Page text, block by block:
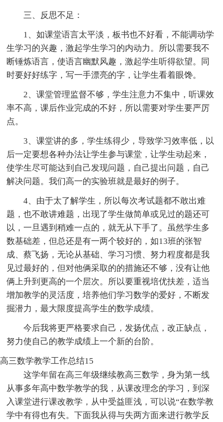
三、反思不足：
1、如课堂语言太平淡，板书也不好看，不能调动学
生学习的兴趣，激起学生学习的内动力。所以需要我不
断锤炼语言，使语言幽默风趣，激起学生听得欲望。同
时要好好练字，写一手漂亮的字，让学生看着眼馋。
2、课堂管理监督不够，学生注意力不集中，听课效
率不高，课后作业完成的不好，所以需要对学生要严厉
点。
3、课堂讲的多，学生练得少，导致学习效率低，以
后一定要想各种办法让学生参与课堂，让学生动起来，
使学生尽可能达到自己发现问题，自己提出问题，自己
解决问题。我们高一的实验班就是最好的例子。
4、由于太了解学生，所以每次考试题都不敢出难
题，也不敢讲难题，出现了学生做简单或见过的题还可
以，一旦遇到稍难一点的，就无从下手了。虽然学生多
数基础差，但总还是有一两个较好的，如13班的张智
成、蔡飞扬，无论从基础、学习习惯、努力程度都是我
见过最好的，但对他俩采取的的措施还不够，没有让他
俩上升到更高的一个层次。所以要重视培优扶差，适当
增加教学的灵活度，培养他们学习数学的爱好，不断发
掘潜力，最大限度提高学生的数学成绩。
今后我将更严格要求自己，发扬优点，改正缺点，
努力使自己的教学成绩上一个新的台阶。
高三数学教学工作总结15
这学年留在高三年级继续教高三数学，身为第一线
从事多年高中数学教学的我，从课改理念的学习，到深
入课堂进行课改教学，从中受益匪浅，可以说“在数学教
学中有得也有失。下面我从得与失两方面来进行教学反